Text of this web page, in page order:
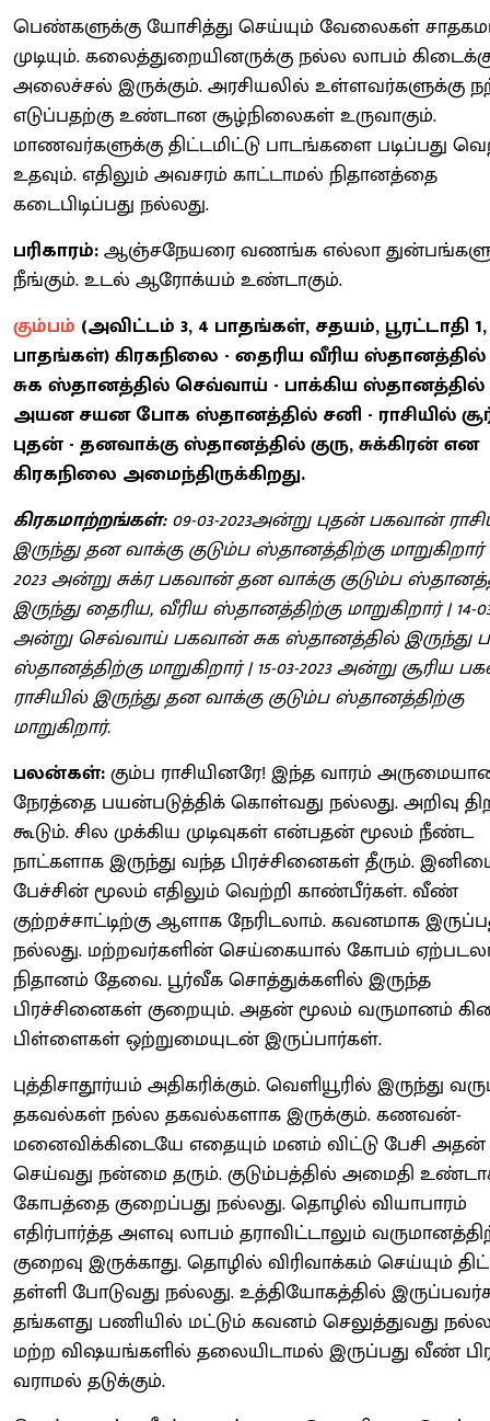
பெண்களுக்கு யோசித்து செய்யும் வேலைகள்
முடியும். கலைத்துறையினருக்கு நல்ல லாபம்
அலைச்சல் இருக்கும். அரசியலில் உள்ளவர்களுக்கு
எடுப்பதற்கு உண்டான சூழ்நிலைகள் உருவாகும்.
மாணவர்களுக்கு திட்டமிட்டு பாடங்களை படிப்பது
உதவும். எதிலும் அவசரம் காட்டாமல் நிதானத்தை
கடைபிடிப்பது நல்லது.
பரிகாரம்:ஆஞ்சநேயரை வணங்க எல்லா
நீங்கும். உடல் ஆரோக்யம் உண்டாகும்.
கும்பம் (அவிட்டம் 3, 4 பாதங்கள், சதயம், பூரட்டாதி 1,
பாதங்கள்) கிரகநிலை - தைரிய வீரிய ஸ்தானத்தில்
சுக ஸ்தானத்தில் செவ்வாய் - பாக்கிய ஸ்தானத்தில்
அயன சயன போக ஸ்தானத்தில் சனி - ராசியில்
புதன் - தனவாக்கு ஸ்தானத்தில் குரு, சுக்கிரன் என
கிரகநிலை அமைந்திருக்கிறது.
கிரகமாற்றங்கள்:09-03-2023அன்று புதன் பகவான்
இருந்து தன வாக்கு குடும்ப ஸ்தானத்திற்கு மாறுகிறார் |
2023 அன்று சுக்ர பகவான் தன வாக்கு குடும்ப
இருந்து தைரிய, வீரிய ஸ்தானத்திற்கு மாறுகிறார் | 14-
அன்று செவ்வாய் பகவான் சுக ஸ்தானத்தில் இருந்து
ஸ்தானத்திற்கு மாறுகிறார் | 15-03-2023 அன்று சூரிய
ராசியில் இருந்து தன வாக்கு குடும்ப ஸ்தானத்திற்கு
மாறுகிறார்.
பலன்கள்:கும்ப ராசியினரே! இந்த வாரம்
நேரத்தை பயன்படுத்திக் கொள்வது நல்லது. அறிவு
கூடும். சில முக்கிய முடிவுகள் என்பதன் மூலம் நீண்ட
நாட்களாக இருந்து வந்த பிரச்சினைகள் தீரும்.
பேச்சின் மூலம் எதிலும் வெற்றி காண்பீர்கள். வீண்
குற்றச்சாட்டிற்கு ஆளாக நேரிடலாம். கவனமாக
நல்லது. மற்றவர்களின் செய்கையால் கோபம்
நிதானம் தேவை. பூர்வீக சொத்துக்களில் இருந்த
பிரச்சினைகள் குறையும். அதன் மூலம் வருமானம்
பிள்ளைகள் ஒற்றுமையுடன் இருப்பார்கள்.
புத்திசாதூர்யம் அதிகரிக்கும். வெளியூரில் இருந்து
தகவல்கள் நல்ல தகவல்களாக இருக்கும். கணவன்-
மனைவிக்கிடையே எதையும் மனம் விட்டு பேசி அதன்
செய்வது நன்மை தரும். குடும்பத்தில் அமைதி
கோபத்தை குறைப்பது நல்லது. தொழில் வியாபாரம்
எதிர்பார்த்த அளவு லாபம் தராவிட்டாலும்
குறைவு இருக்காது. தொழில் விரிவாக்கம் செய்யும்
தள்ளி போடுவது நல்லது. உத்தியோகத்தில்
தங்களது பணியில் மட்டும் கவனம் செலுத்துவது
மற்ற விஷயங்களில் தலையிடாமல் இருப்பது வீண்
வராமல் தடுக்கும்.